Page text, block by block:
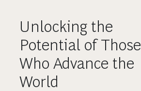
Unlocking the
Potential of Those
Who Advance the
World